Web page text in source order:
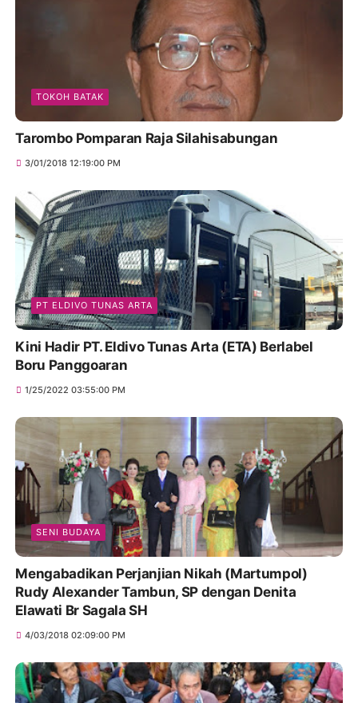
TOKOH BATAK
Tarombo Pomparan Raja Silahisabungan
3/01/2018 12:19:00 PM
PT ELDIVO TUNAS ARTA
Kini Hadir PT. Eldivo Tunas Arta (ETA) Berlabel
Boru Panggoaran
1/25/2022 03:55:00 PM
SENI BUDAYA
Mengabadikan Perjanjian Nikah (Martumpol)
Rudy Alexander Tambun, SP dengan Denita
Elawati Br Sagala SH
4/03/2018 02:09:00 PM